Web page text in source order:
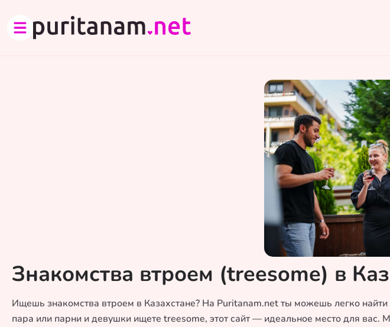
Знакомства втроем (treesome) в
Ищешь знакомства втроем в Казахстане? На Puritanam.net ты можешь легко
пара или парни и девушки ищете treesome, этот сайт — идеальное место для